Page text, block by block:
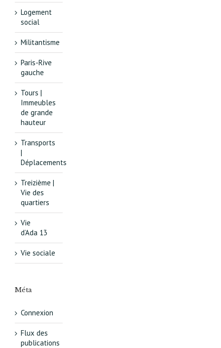
Logement
social
Militantisme
Paris-Rive
gauche
Tours |
Immeubles
de grande
hauteur
Transports
|
Déplacements
Treizième |
Vie des
quartiers
Vie
d’Ada 13
Vie sociale
Méta
Connexion
Flux des
publications